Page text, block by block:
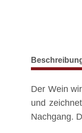
weitere
Der Wein
und
Nachgang.